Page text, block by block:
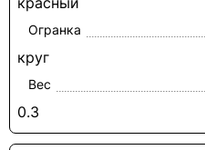
Огранка
круг
Вес
0.3